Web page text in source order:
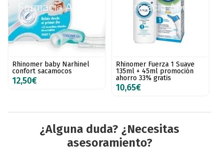
Rhinomer baby Narhinel
confort sacamocos
12,50€
Rhinomer Fuerza 1 Suave
135ml + 45ml promoción
ahorro 33% gratis
10,65€
¿Alguna duda? ¿Necesitas
asesoramiento?